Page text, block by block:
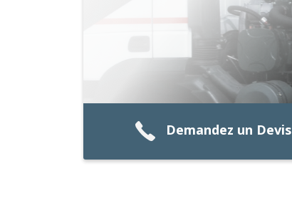
Demandez un Devis